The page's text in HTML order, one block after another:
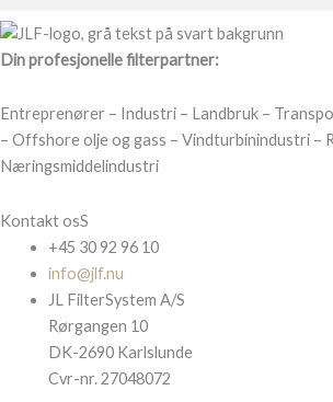
Din profesjonelle filterpartner:
Entreprenører – Industri – Landbruk –
– Offshore olje og gass – Vindturbinindustri –
Næringsmiddelindustri
Kontakt osS
+45 30 92 96 10
info@jlf.nu
JL FilterSystem A/S
Rørgangen 10
DK-2690 Karlslunde
Cvr-nr. 27048072